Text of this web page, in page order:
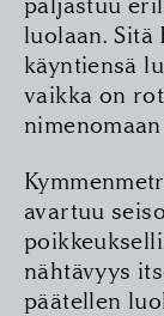
luolaan. Sitä
käyntiensä
vaikka on
avartuu
nähtävyys
päätellen